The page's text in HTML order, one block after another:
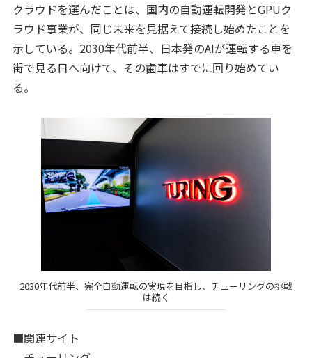
クラウドを選んだことは、国内の自動運転開発とGPUク
ラウド事業が、同じ未来を見据えて接続し始めたことを
示している。2030年代前半、日本発のAIが運転する車を
街で見る日へ向けて、その歯車はすでに回り始めてい
る。
2030年代前半、完全自動運転の実現を目指し、チューリングの挑戦
は続く
■関連サイト